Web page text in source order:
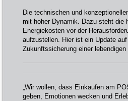
Die technischen und
mit hoher Dynamik. Dazu steht die
Energiekosten vor der
aufzustellen. Hier ist ein Update
Zukunftssicherung einer
„Wir wollen, dass Einkaufen am
geben, Emotionen wecken und